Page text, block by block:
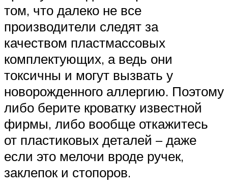
том, что далеко не все
производители следят за
качеством пластмассовых
комплектующих, а ведь они
токсичны и могут вызвать у
новорожденного аллергию. Поэтому
либо берите кроватку известной
фирмы, либо вообще откажитесь
от пластиковых деталей – даже
если это мелочи вроде ручек,
заклепок и стопоров.